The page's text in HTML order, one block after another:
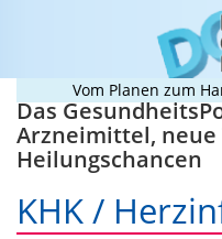
Vom Planen zum
Das
Arzneimittel,
Heilungschancen
KHK /